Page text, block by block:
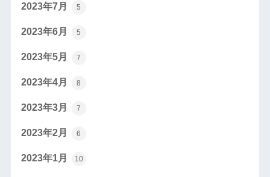
2023年7月 5
2023年6月 5
2023年5月 7
2023年4月 8
2023年3月 7
2023年2月 6
2023年1月 10